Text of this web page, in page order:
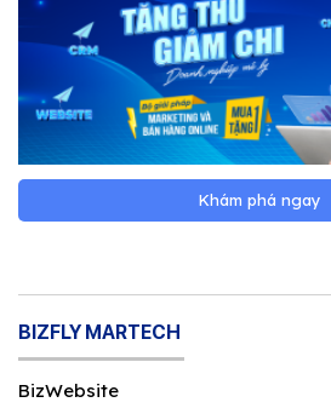
Khám phá ngay
BIZFLY MARTECH
BizWebsite